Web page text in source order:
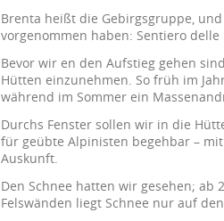
Brenta heißt die Gebirgsgruppe,
vorgenommen haben: Sentiero delle
Bevor wir en den Aufstieg gehen
Hütten einzunehmen. So früh im
während im Sommer ein
Durchs Fenster sollen wir in die
für geübte Alpinisten begehbar –
Auskunft.
Den Schnee hatten wir gesehen; ab
Felswänden liegt Schnee nur auf